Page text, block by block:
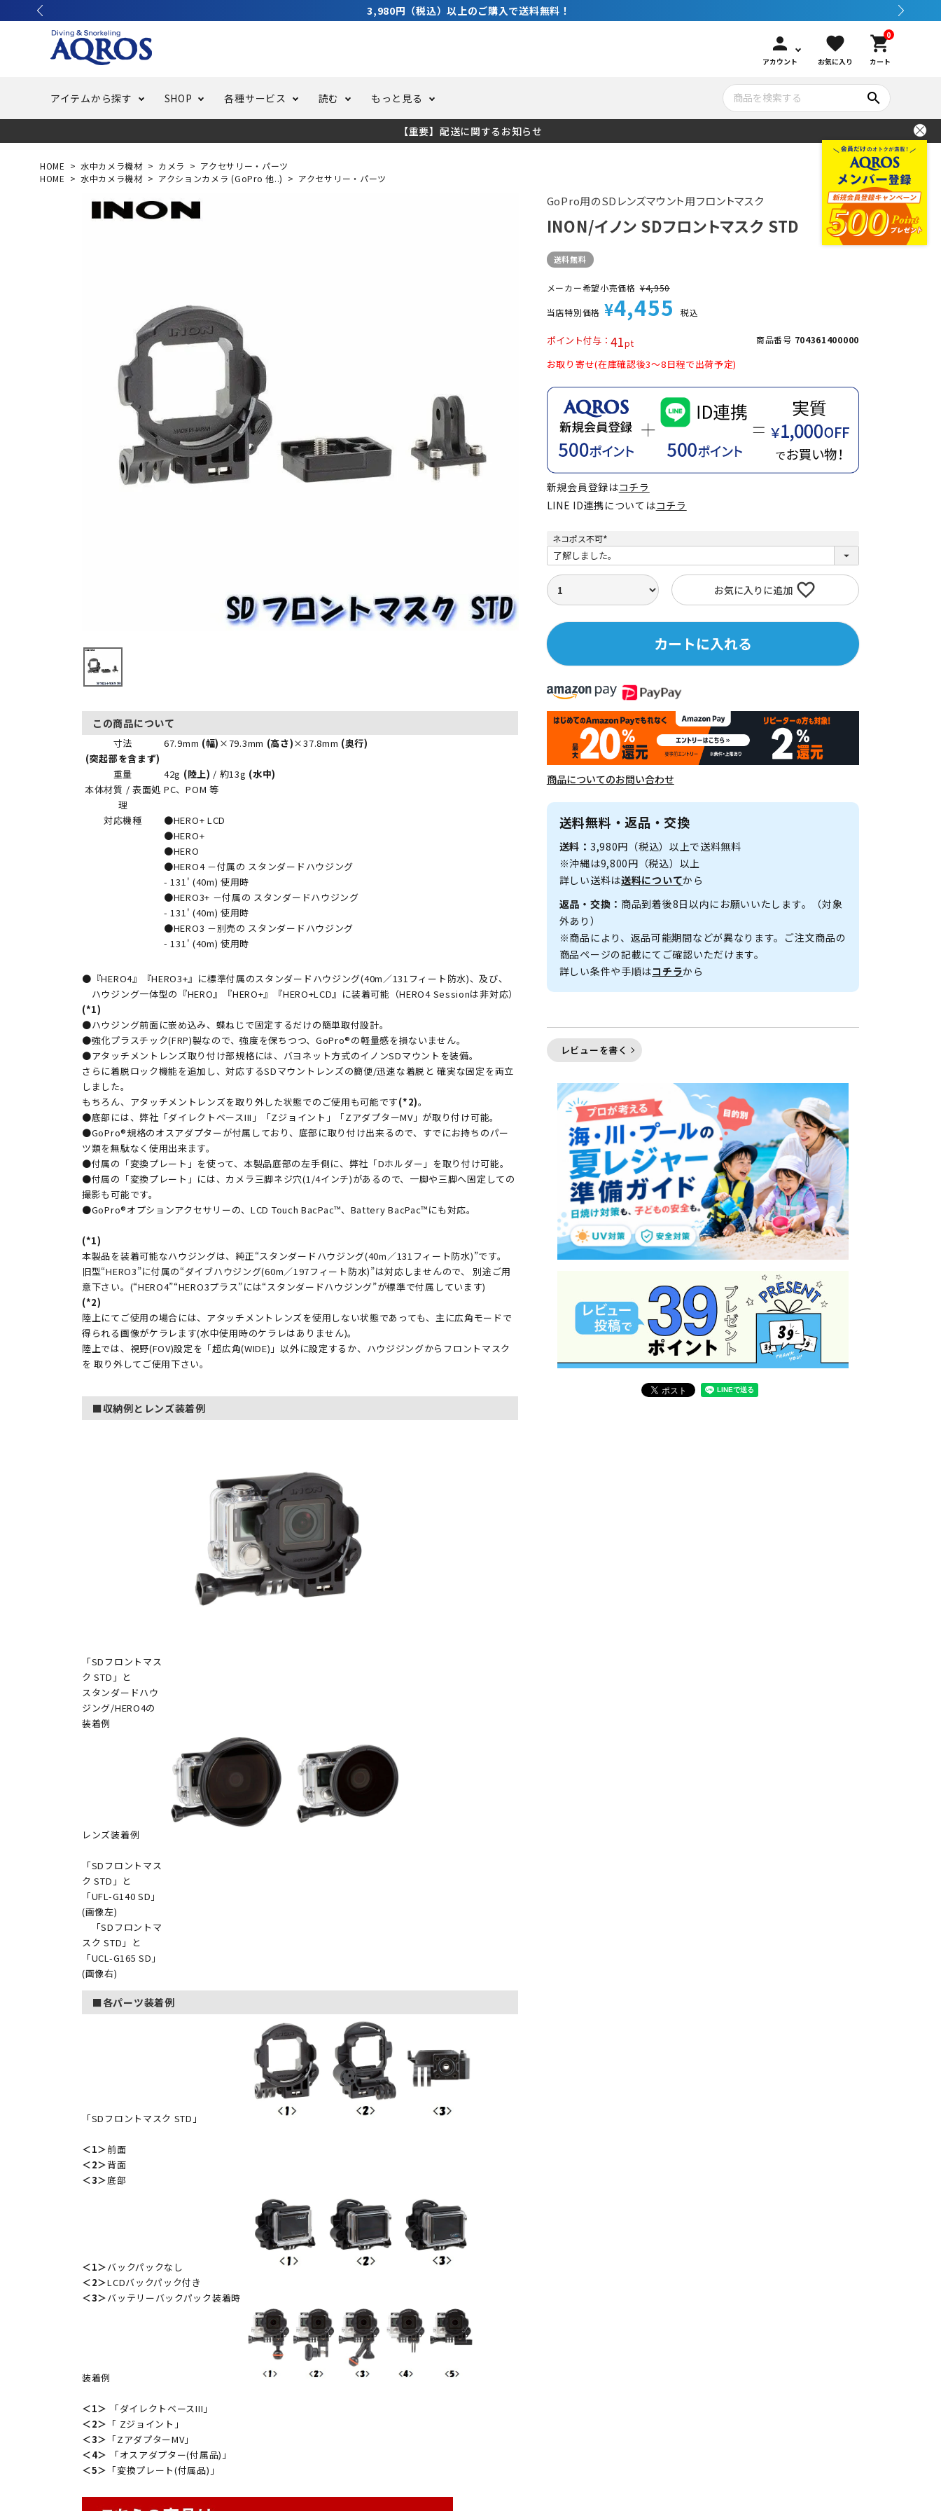
3,980円（税込）以上のご購入で送料無料！
person
アカウント
favorite
お気に入り
0
shopping_cart
カート
アイテムから探す
フリースタイルダイビング 水中ライト・ビデオライト 水中カメラ機材
メンテナンサービス・交換用パーツ
SHOP 各種サービス 読む
でしか 今コレ愛用してます！ ブランド紹介
もっと見る
LINE ID連携でお買い物が便利に 海の遊びをもっと知る コンセプト
search
【重要】配送に関するお知らせ
HOME 水中カメラ機材 カメラ
アクセサリー・パーツ
HOME
水中カメラ機材 アクションカメラ (GoPro 他..) アクセサリー・パーツ
この商品について
寸法
(突起部を含まず)
67.9mm (幅) ×79.3mm (高さ)×37.8mm (奥行)
重量 42g (陸上) / 約13g (水中)
本体材質 / 表面処
理
PC、POM 等
対応機種
●HERO+ LCD
●HERO+
●HERO
●HERO4 －付属の スタンダードハウジング
- 131' (40m) 使用時
●HERO3+ －付属の スタンダードハウジング
- 131' (40m) 使用時
●HERO3 －別売の スタンダードハウジング
- 131' (40m) 使用時
●『HERO4』『HERO3+』に標準付属のスタンダードハウジング(40m／131フィート防水)、及び、
ハウジング一体型の『HERO』『HERO+』『HERO+LCD』に装着可能（HERO4 Sessionは非対応）
(*1)
●ハウジング前面に嵌め込み、蝶ねじで固定するだけの簡単取付設計。
●強化プラスチック(FRP)製なので、強度を保ちつつ、GoPro®の軽量感を損ないません。
●アタッチメントレンズ取り付け部規格には、バヨネット方式のイノンSDマウントを装備。
さらに着脱ロック機能を追加し、対応するSDマウントレンズの簡便/迅速な着脱と 確実な固定を両立
しました。
もちろん、アタッチメントレンズを取り外した状態でのご使用も可能です(*2)。
●底部には、弊社「ダイレクトベースIII」「Zジョイント」「ZアダプターMV」が取り付け可能。
●GoPro®規格のオスアダプターが付属しており、底部に取り付け出来るので、すでにお持ちのパー
ツ類を無駄なく使用出来ます。
●付属の「変換プレート」を使って、本製品底部の左手側に、弊社「Dホルダー」を取り付け可能。
●付属の「変換プレート」には、カメラ三脚ネジ穴(1/4インチ)があるので、一脚や三脚へ固定しての
撮影も可能です。
●GoPro®オプションアクセサリーの、LCD Touch BacPac™、Battery BacPac™にも対応。
(*1)
本製品を装着可能なハウジングは、純正“スタンダードハウジング(40m／131フィート防水)”です。
旧型“HERO3”に付属の“ダイブハウジング(60m／197フィート防水)”は対応しませんので、 別途ご用
意下さい。(“HERO4”“HERO3プラス”には“スタンダードハウジング”が標準で付属しています)
(*2)
陸上にてご使用の場合には、アタッチメントレンズを使用しない状態であっても、主に広角モードで
得られる画像がケラレます(水中使用時のケラレはありません)。
陸上では、視野(FOV)設定を「超広角(WIDE)」以外に設定するか、ハウジジングからフロントマスク
を 取り外してご使用下さい。
■収納例とレンズ装着例
「SDフロントマス
ク STD」と
スタンダードハウ
ジング/HERO4の
装着例
レンズ装着例
「SDフロントマス
ク STD」と
「UFL-G140 SD」
(画像左)
「SDフロントマ
スク STD」と
「UCL-G165 SD」
(画像右)
■各パーツ装着例
「SDフロントマスク STD」
＜1＞前面
＜2＞背面
＜3＞底部
＜1＞バックパックなし
＜2＞LCDバックパック付き
＜3＞バッテリーバックパック装着時
装着例
＜1＞
「ダイレクトベースIII」
＜2＞ 「 Zジョイント」
＜3＞ 「ZアダプターMV」
＜4＞
「オスアダプター(付属品)」
＜5＞ 「変換プレート(付属品)」
GoPro用のSDレンズマウント用フロントマスク
INON/イノン SDフロントマスク STD
送料無料
メーカー希望小売価格 ¥4,950
当店特別価格 ¥4,455 税込
41
ポイント付与 商品番号 704361400000
お取り寄せ(在庫確認後3～8日程で出荷予定)
新規会員登録はコチラ
LINE ID連携についてはコチラ
ネコポス不可
(
必
須
)
お気に入りに追加
カートに入れる
商品についてのお問い合わせ
送料無料・返品・交換
送料： 3,980円（税込）以上で送料無料
※沖縄は9,800円（税込）以上
詳しい送料は送料についてから
返品・交換： 商品到着後8日以内にお願いいたします。（対象
外あり）
※商品により、返品可能期間などが異なります。ご注文商品の
商品ページの記載にてご確認いただけます。
詳しい条件や手順はコチラから
レビューを書く